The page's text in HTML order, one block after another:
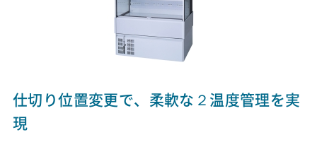
仕切り位置変更で、柔軟な２温度管理を実
現